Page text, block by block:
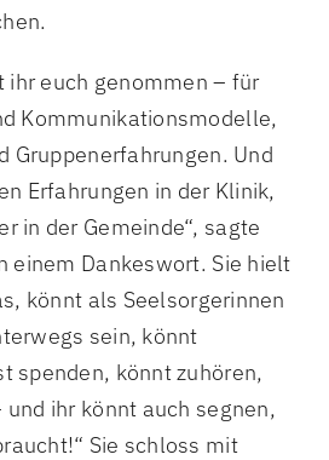
ihr euch genommen – für
Kommunikationsmodelle,
Gruppenerfahrungen. Und
Erfahrungen in der Klinik,
in der Gemeinde“, sagte
einem Dankeswort. Sie hielt
könnt als Seelsorgerinnen
sein, könnt
spenden, könnt zuhören,
ihr könnt auch segnen,
Sie schloss mit